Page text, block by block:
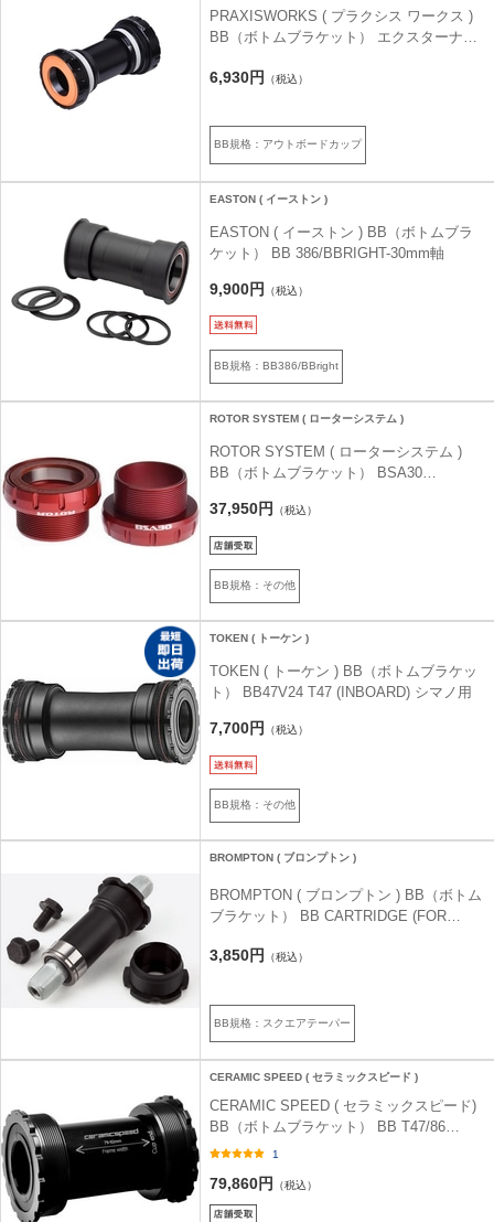
PRAXISWORKS ( プラクシス ワークス )
BB（ボトムブラケット） エクスターナル
68/73mm
6,930円 （税込）
BB規格：アウトボードカップ
EASTON ( イーストン )
EASTON ( イーストン ) BB（ボトムブラ
ケット） BB 386/BBRIGHT-30mm軸
9,900円 （税込）
BB規格：BB386/BBright
ROTOR SYSTEM ( ローターシステム )
ROTOR SYSTEM ( ローターシステム )
BB（ボトムブラケット） BSA30
37,950円 （税込）
BB規格：その他
TOKEN ( トーケン )
TOKEN ( トーケン ) BB（ボトムブラケッ
ト） BB47V24 T47 (INBOARD) シマノ用
7,700円 （税込）
BB規格：その他
BROMPTON ( ブロンプトン )
BROMPTON ( ブロンプトン ) BB（ボトム
ブラケット） BB CARTRIDGE (FOR
3,850円 （税込）
BB規格：スクエアテーパー
CERAMIC SPEED ( セラミックスピード )
CERAMIC SPEED ( セラミックスピード)
BB（ボトムブラケット） BB T47/86
SHIMANO COATED ( BB T47/86 シマノ
1
79,860円 （税込）